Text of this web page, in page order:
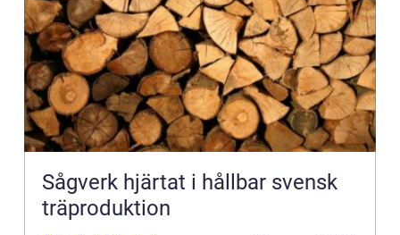
Sågverk hjärtat i hållbar svensk
träproduktion